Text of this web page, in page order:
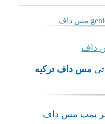
ترکیه
مس داف